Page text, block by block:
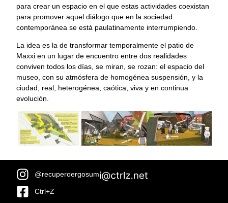
para crear un espacio en el que estas actividades coexistan
para promover aquel diálogo que en la sociedad
contemporánea se está paulatinamente interrumpiendo.
La idea es la de transformar temporalmente el patio de
Maxxi en un lugar de encuentro entre dos realidades
conviven todos los días, se miran, se rozan: el espacio del
museo, con su atmósfera de homogénea suspensión, y la
ciudad, real, heterogénea, caótica, viva y en continua
evolución.
@recuperoergosum
Ctrl+Z